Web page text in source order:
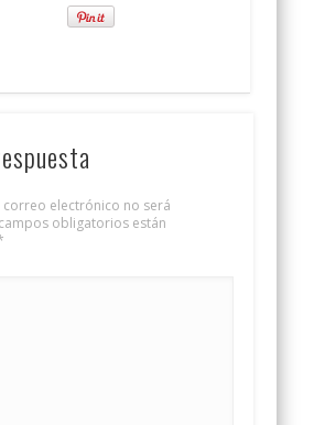
electrónico no será
obligatorios están